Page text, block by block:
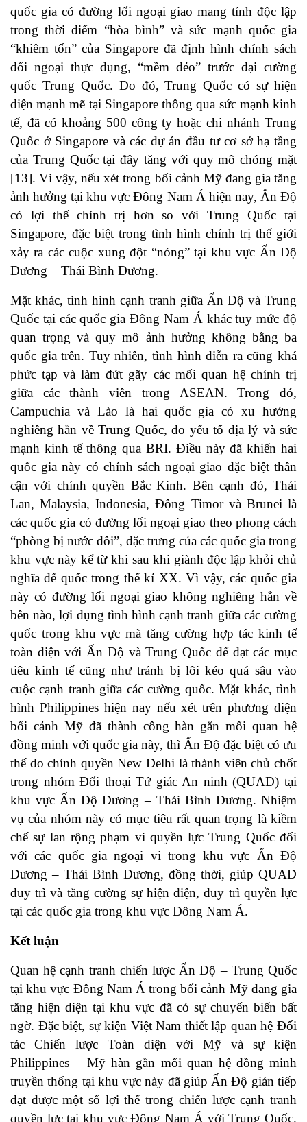
quốc gia có đường lối ngoại giao mang tính độc lập
trong thời điểm “hòa bình” và sức mạnh quốc gia
“khiêm tốn” của Singapore đã định hình chính sách
đối ngoại thực dụng, “mềm dẻo” trước đại cường
quốc Trung Quốc. Do đó, Trung Quốc có sự hiện
diện mạnh mẽ tại Singapore thông qua sức mạnh kinh
tế, đã có khoảng 500 công ty hoặc chi nhánh Trung
Quốc ở Singapore và các dự án đầu tư cơ sở hạ tầng
của Trung Quốc tại đây tăng với quy mô chóng mặt
[13]. Vì vậy, nếu xét trong bối cảnh Mỹ đang gia tăng
ảnh hưởng tại khu vực Đông Nam Á hiện nay, Ấn Độ
có lợi thế chính trị hơn so với Trung Quốc tại
Singapore, đặc biệt trong tình hình chính trị thế giới
xảy ra các cuộc xung đột “nóng” tại khu vực Ấn Độ
Dương – Thái Bình Dương.
Mặt khác, tình hình cạnh tranh giữa Ấn Độ và Trung
Quốc tại các quốc gia Đông Nam Á khác tuy mức độ
quan trọng và quy mô ảnh hưởng không bằng ba
quốc gia trên. Tuy nhiên, tình hình diễn ra cũng khá
phức tạp và làm đứt gãy các mối quan hệ chính trị
giữa các thành viên trong ASEAN. Trong đó,
Campuchia và Lào là hai quốc gia có xu hướng
nghiêng hẳn về Trung Quốc, do yếu tố địa lý và sức
mạnh kinh tế thông qua BRI. Điều này đã khiến hai
quốc gia này có chính sách ngoại giao đặc biệt thân
cận với chính quyền Bắc Kinh. Bên cạnh đó, Thái
Lan, Malaysia, Indonesia, Đông Timor và Brunei là
các quốc gia có đường lối ngoại giao theo phong cách
“phòng bị nước đôi”, đặc trưng của các quốc gia trong
khu vực này kể từ khi sau khi giành độc lập khỏi chủ
nghĩa đế quốc trong thế kỉ XX. Vì vậy, các quốc gia
này có đường lối ngoại giao không nghiêng hẳn về
bên nào, lợi dụng tình hình cạnh tranh giữa các cường
quốc trong khu vực mà tăng cường hợp tác kinh tế
toàn diện với Ấn Độ và Trung Quốc để đạt các mục
tiêu kinh tế cũng như tránh bị lôi kéo quá sâu vào
cuộc cạnh tranh giữa các cường quốc. Mặt khác, tình
hình Philippines hiện nay nếu xét trên phương diện
bối cảnh Mỹ đã thành công hàn gắn mối quan hệ
đồng minh với quốc gia này, thì Ấn Độ đặc biệt có ưu
thế do chính quyền New Delhi là thành viên chủ chốt
trong nhóm Đối thoại Tứ giác An ninh (QUAD) tại
khu vực Ấn Độ Dương – Thái Bình Dương. Nhiệm
vụ của nhóm này có mục tiêu rất quan trọng là kiềm
chế sự lan rộng phạm vi quyền lực Trung Quốc đối
với các quốc gia ngoại vi trong khu vực Ấn Độ
Dương – Thái Bình Dương, đồng thời, giúp QUAD
duy trì và tăng cường sự hiện diện, duy trì quyền lực
tại các quốc gia trong khu vực Đông Nam Á.
Kết luận
Quan hệ cạnh tranh chiến lược Ấn Độ – Trung Quốc
tại khu vực Đông Nam Á trong bối cảnh Mỹ đang gia
tăng hiện diện tại khu vực đã có sự chuyển biến bất
ngờ. Đặc biệt, sự kiện Việt Nam thiết lập quan hệ Đối
tác Chiến lược Toàn diện với Mỹ và sự kiện
Philippines – Mỹ hàn gắn mối quan hệ đồng minh
truyền thống tại khu vực này đã giúp Ấn Độ gián tiếp
đạt được một số lợi thế trong chiến lược cạnh tranh
quyền lực tại khu vực Đông Nam Á với Trung Quốc.